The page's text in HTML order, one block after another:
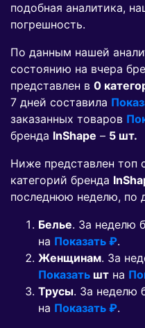
подобная аналитика,
погрешность.
По данным нашей
состоянию на вчера
представлен в 0
7 дней составила
заказанных товаров
бренда InShape – 5 шт.
Ниже представлен топ
категорий бренда
последнюю неделю, по
Белье. За неделю
на Показать ₽.
Женщинам. За
Показать шт на
Трусы. За неделю
на Показать ₽.